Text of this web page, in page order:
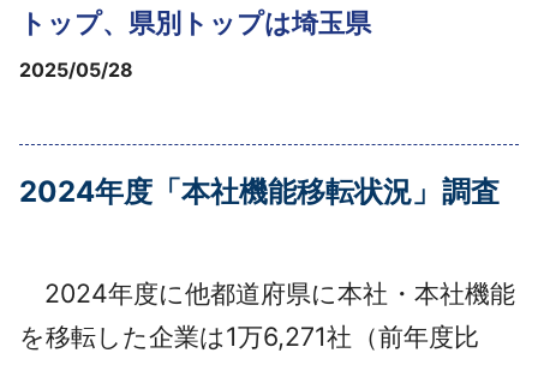
商品・サービス
採用情報
よくあるご質問
トップ、県別トップは埼玉県
2025/05/28
2024年度「本社機能移転状況」調査
2024年度に他都道府県に本社・本社機能
を移転した企業は1万6,271社（前年度比